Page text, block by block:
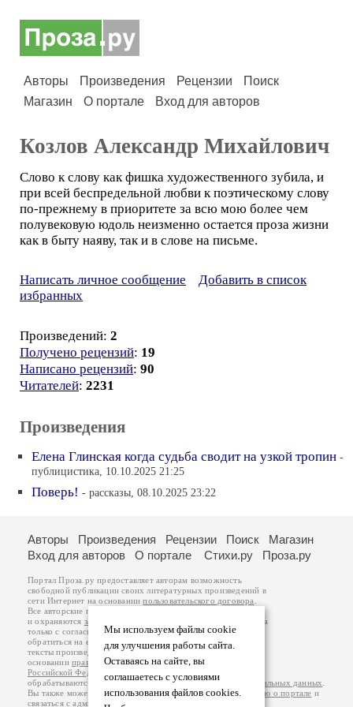
Авторы Произведения Рецензии
Поиск
Магазин
О портале Вход для авторов
Козлов Александр Михайлович
Слово к слову как фишка художественного зубила, и
при всей беспредельной любви к поэтическому слову
по-прежнему в приоритете за всю мою более чем
полувековую юдоль неизменно остается проза жизни
как в быту наяву, так и в слове на письме.
Написать личное сообщение
Добавить в список
избранных
Произведений: 2
Получено рецензий: 19
Написано рецензий: 90
Читателей: 2231
Произведения
Елена Глинская когда судьба сводит на узкой тропин -
публицистика, 10.10.2025 21:25
Поверь! - рассказы, 08.10.2025 23:22
Мы используем файлы cookie
для улучшения работы сайта.
Оставаясь на сайте, вы
соглашаетесь с условиями
использования файлов cookies.
Авторы Произведения Рецензии Поиск
Магазин
Вход для авторов
О портале Стихи.ру Проза.ру
Портал Проза.ру предоставляет авторам возможность
свободной публикации своих литературных произведений в
сети Интернет на основаниипользовательского договора
Все авторские права на произведения принадлежат авторам
и охраняются законом
. Перепечатка произведений возможна
только с согласия его автора, к которому вы можете
обратиться на его авторской странице. Ответственность за
тексты произведений авторы несут самостоятельно на
основанииправил публикацииизаконодательства
Российской Федерации
обрабатываются на основанииПолитики обработки персональных данных
Вы также можете посмотреть более подробнуюинформацию о портале и
связаться с администрацией